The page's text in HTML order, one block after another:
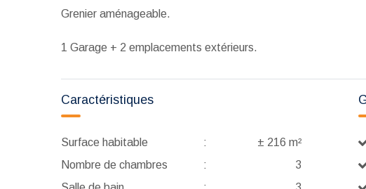
Grenier aménageable.
1 Garage + 2 emplacements extérieurs.
Caractéristiques
Surface habitable :
± 216 m²
Nombre de chambres
:
3